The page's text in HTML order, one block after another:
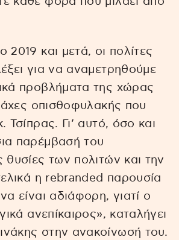
και μετά, οι πολίτες
για να αναμετρηθούμε
προβλήματα της χώρας
οπισθοφυλακής που
Τσίπρας. Γι’ αυτό, όσο και
παρέμβασή του
θυσίες των πολιτών και την
η rebranded παρουσία
είναι αδιάφορη, γιατί ο
ανεπίκαιρος», καταλήγει
στην ανακοίνωσή του.